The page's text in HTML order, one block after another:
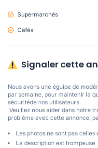
Supermarchés
Cafés
Signaler cette
Nous avons une éguipe de
par semaine, pour maintenir la
sécuritéde nos utilisateurs.
Veuillez nous aider dans notre
problème avec cette annonce,
Les photos ne sont pas
La description est trompeuse